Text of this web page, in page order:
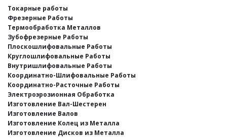
Токарные работы
Фрезерные Работы
Термообработка Металлов
Зубофрезерные Работы
Плоскошлифовальные Работы
Круглошлифовальные Работы
Внутришлифовальные Работы
Координатно-Шлифовальные Работы
Координатно-Расточные Работы
Электроэрозионная Обработка
Изготовление Вал-Шестерен
Изготовление Валов
Изготовление Колец из Металла
Изготовление Дисков из Металла